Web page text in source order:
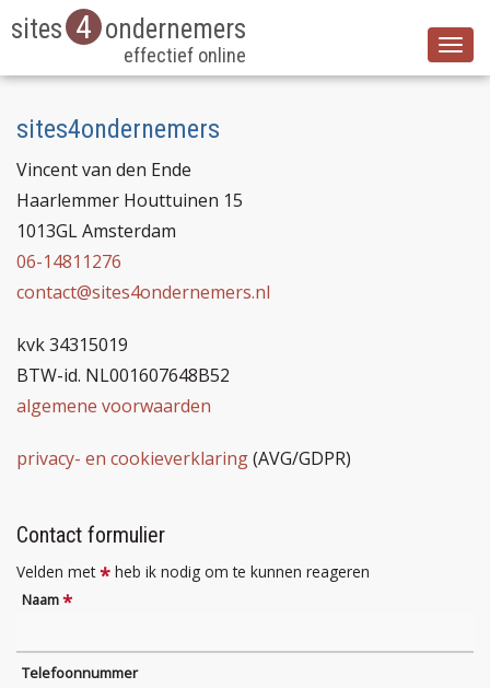
sites 4 ondernemers
effectief online
sites4ondernemers
Vincent van den Ende
Haarlemmer Houttuinen 15
1013GL Amsterdam
06-14811276
contact@sites4ondernemers.nl
kvk 34315019
BTW-id. NL001607648B52
algemene voorwaarden
privacy- en cookieverklaring(AVG/GDPR)
Contact formulier
Velden met* heb ik nodig om te kunnen reageren
Naam*
Telefoonnummer